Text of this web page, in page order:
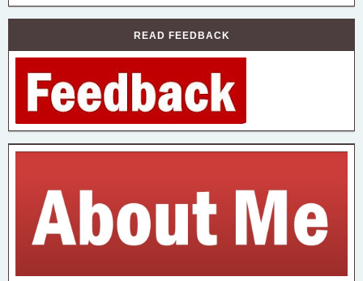
READ FEEDBACK